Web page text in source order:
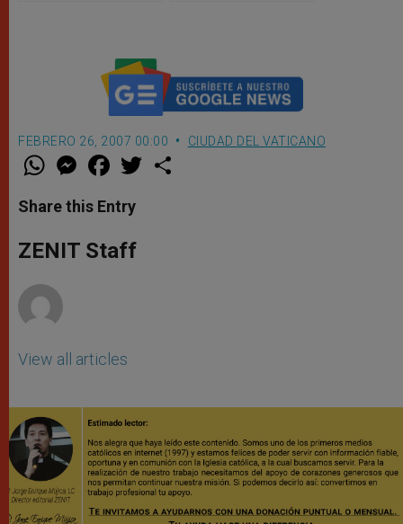
FEBRERO 26, 2007 00:00 CIUDAD DEL VATICANO
W
t
s
p
p
M
e
s
e
g
e
F
a
e
b
o
k
w
Share this Entry
ZENIT Staff
View all articles